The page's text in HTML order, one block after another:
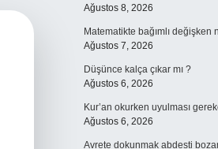
Ağustos 8, 2026
Matematikte bağımlı değişken
Ağustos 7, 2026
Düşünce kalça çıkar mı ?
Ağustos 6, 2026
Kur’an okurken uyulması
Ağustos 6, 2026
Avrete dokunmak abdesti